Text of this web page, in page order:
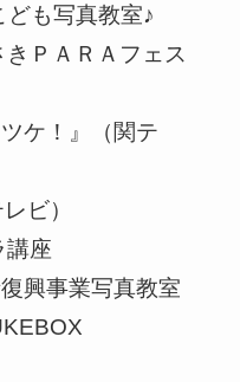
ども写真教室♪
きＰＡＲＡフェス
ケ！』（関テ
レビ）
講座
復興事業写真教室